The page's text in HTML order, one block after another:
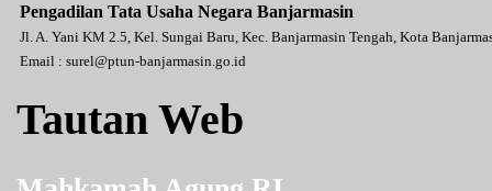
Pengadilan Tata Usaha Negara Banjarmasin
Jl. A. Yani KM 2.5, Kel. Sungai Baru, Kec. Banjarmasin Tengah, Kota
Email : surel@ptun-banjarmasin.go.id
Tautan Web